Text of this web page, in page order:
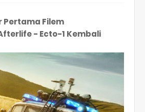
Pertama Filem
- Ecto-1 Kembali